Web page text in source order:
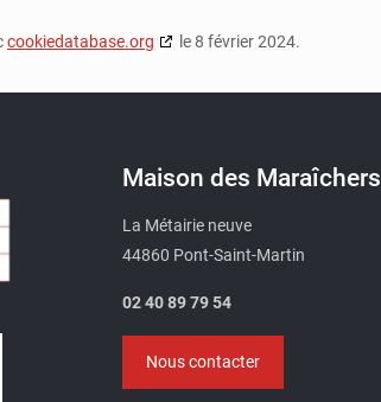
cookiedatabase.org le 8 février 2024.
Maison des Maraîchers
La Métairie neuve
44860 Pont-Saint-Martin
02 40 89 79 54
Nous contacter